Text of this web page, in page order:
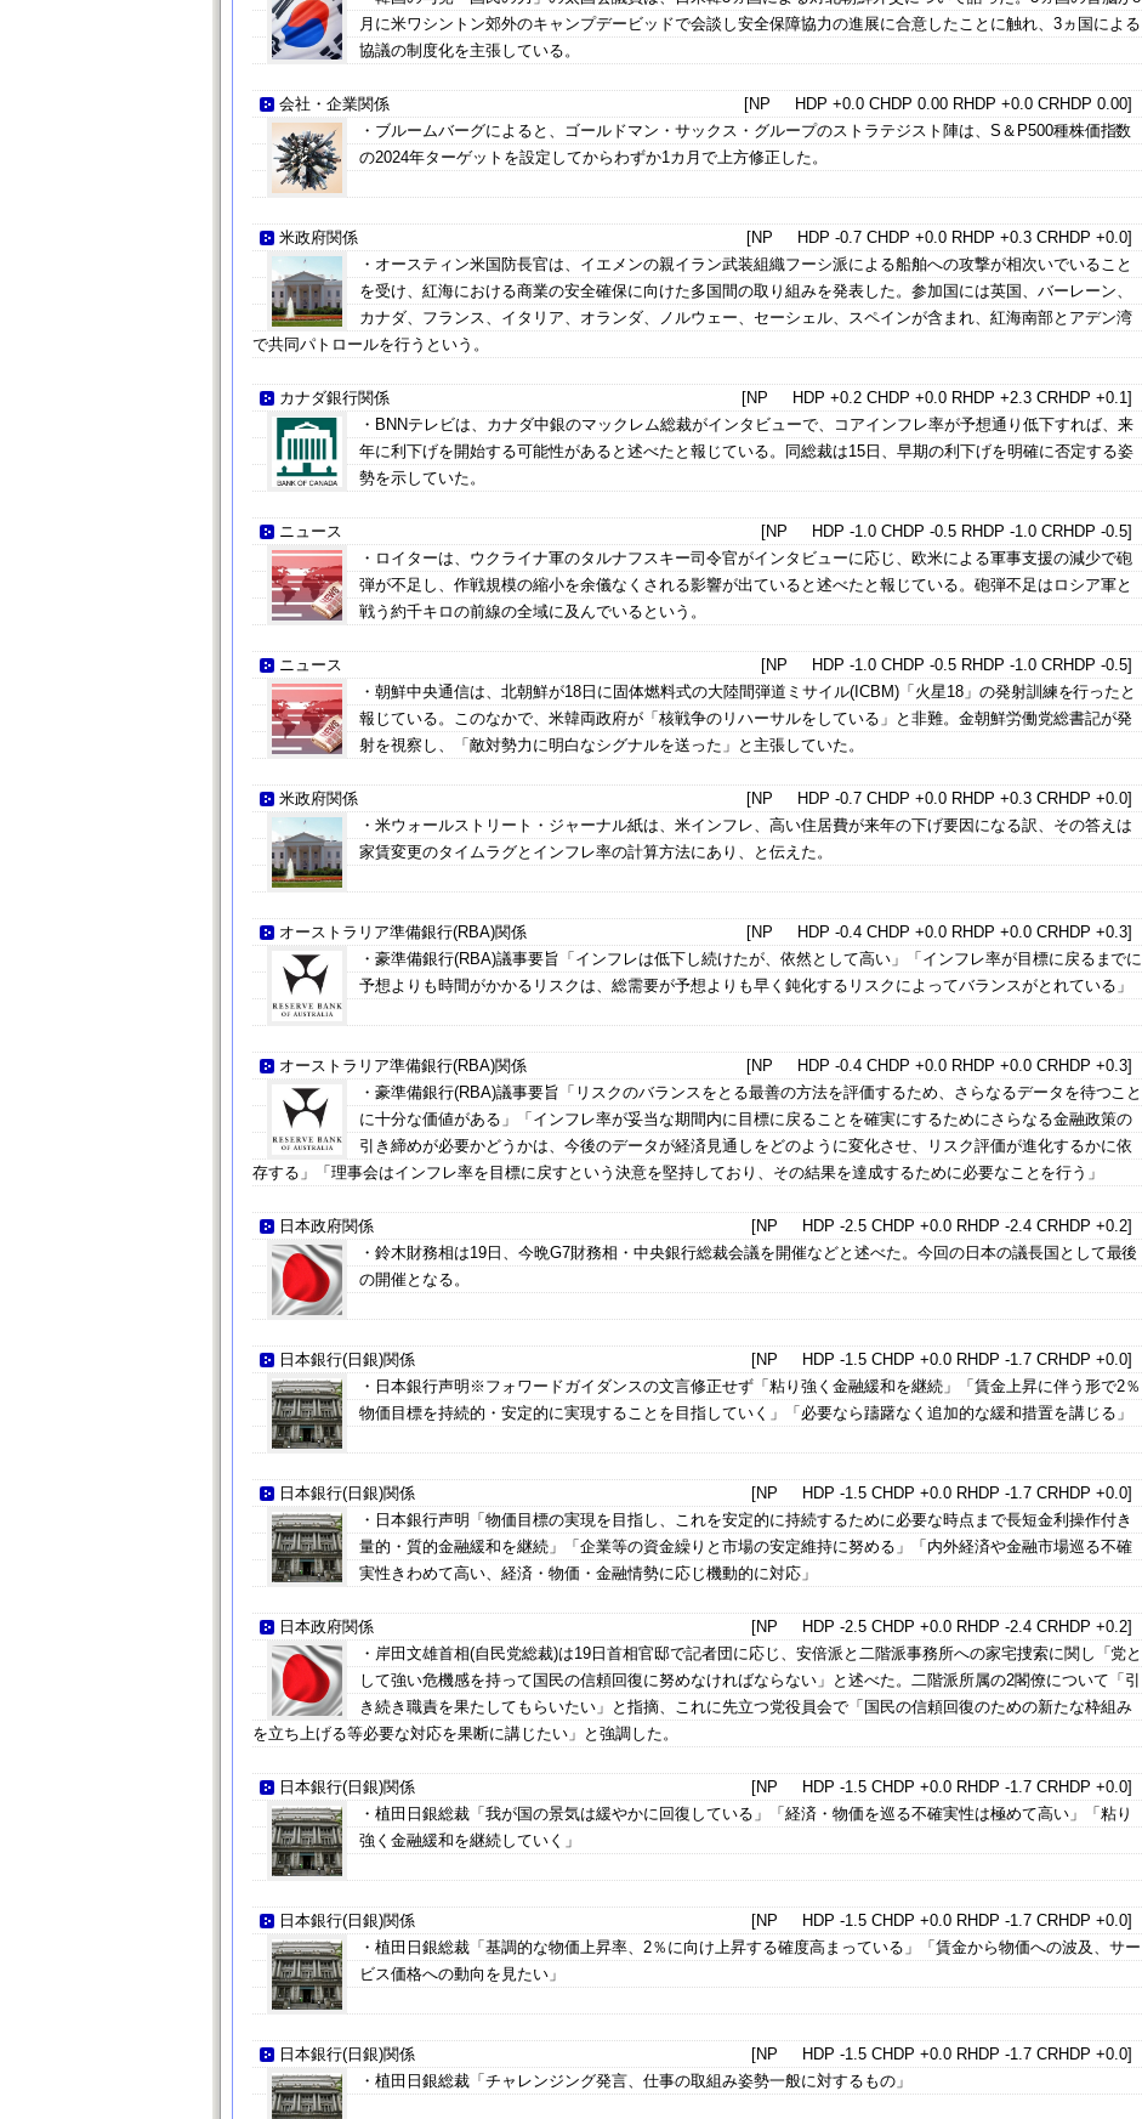
月に米ワシントン郊外のキャンプデービッドで会談し安全保障協力の進展に合意したことに触れ、3ヵ国による
協議の制度化を主張している。
会社・企業関係
[NP HDP +0.0 CHDP 0.00 RHDP +0.0 CRHDP 0.00]
・ブルームバーグによると、ゴールドマン・サックス・グループのストラテジスト陣は、S＆P500種株価指数
の2024年ターゲットを設定してからわずか1カ月で上方修正した。
米政府関係
[NP HDP -0.7 CHDP +0.0 RHDP +0.3 CRHDP +0.0]
・オースティン米国防長官は、イエメンの親イラン武装組織フーシ派による船舶への攻撃が相次いでいること
を受け、紅海における商業の安全確保に向けた多国間の取り組みを発表した。参加国には英国、バーレーン、
カナダ、フランス、イタリア、オランダ、ノルウェー、セーシェル、スペインが含まれ、紅海南部とアデン湾
で共同パトロールを行うという。
カナダ銀行関係
[NP HDP +0.2 CHDP +0.0 RHDP +2.3 CRHDP +0.1]
・BNNテレビは、カナダ中銀のマックレム総裁がインタビューで、コアインフレ率が予想通り低下すれば、来
年に利下げを開始する可能性があると述べたと報じている。同総裁は15日、早期の利下げを明確に否定する姿
勢を示していた。
ニュース
[NP HDP -1.0 CHDP -0.5 RHDP -1.0 CRHDP -0.5]
・ロイターは、ウクライナ軍のタルナフスキー司令官がインタビューに応じ、欧米による軍事支援の減少で砲
弾が不足し、作戦規模の縮小を余儀なくされる影響が出ていると述べたと報じている。砲弾不足はロシア軍と
戦う約千キロの前線の全域に及んでいるという。
ニュース
[NP HDP -1.0 CHDP -0.5 RHDP -1.0 CRHDP -0.5]
・朝鮮中央通信は、北朝鮮が18日に固体燃料式の大陸間弾道ミサイル(ICBM)「火星18」の発射訓練を行ったと
報じている。このなかで、米韓両政府が「核戦争のリハーサルをしている」と非難。金朝鮮労働党総書記が発
射を視察し、「敵対勢力に明白なシグナルを送った」と主張していた。
米政府関係
[NP HDP -0.7 CHDP +0.0 RHDP +0.3 CRHDP +0.0]
・米ウォールストリート・ジャーナル紙は、米インフレ、高い住居費が来年の下げ要因になる訳、その答えは
家賃変更のタイムラグとインフレ率の計算方法にあり、と伝えた。
オーストラリア準備銀行(RBA)関係
[NP HDP -0.4 CHDP +0.0 RHDP +0.0 CRHDP +0.3]
・豪準備銀行(RBA)議事要旨「インフレは低下し続けたが、依然として高い」「インフレ率が目標に戻るまでに
予想よりも時間がかかるリスクは、総需要が予想よりも早く鈍化するリスクによってバランスがとれている」
オーストラリア準備銀行(RBA)関係
[NP HDP -0.4 CHDP +0.0 RHDP +0.0 CRHDP +0.3]
・豪準備銀行(RBA)議事要旨「リスクのバランスをとる最善の方法を評価するため、さらなるデータを待つこと
に十分な価値がある」「インフレ率が妥当な期間内に目標に戻ることを確実にするためにさらなる金融政策の
引き締めが必要かどうかは、今後のデータが経済見通しをどのように変化させ、リスク評価が進化するかに依
存する」「理事会はインフレ率を目標に戻すという決意を堅持しており、その結果を達成するために必要なことを行う」
日本政府関係
[NP HDP -2.5 CHDP +0.0 RHDP -2.4 CRHDP +0.2]
・鈴木財務相は19日、今晩G7財務相・中央銀行総裁会議を開催などと述べた。今回の日本の議長国として最後
の開催となる。
日本銀行(日銀)関係
[NP HDP -1.5 CHDP +0.0 RHDP -1.7 CRHDP +0.0]
・日本銀行声明※フォワードガイダンスの文言修正せず「粘り強く金融緩和を継続」「賃金上昇に伴う形で2％
物価目標を持続的・安定的に実現することを目指していく」「必要なら躊躇なく追加的な緩和措置を講じる」
日本銀行(日銀)関係
[NP HDP -1.5 CHDP +0.0 RHDP -1.7 CRHDP +0.0]
・日本銀行声明「物価目標の実現を目指し、これを安定的に持続するために必要な時点まで長短金利操作付き
量的・質的金融緩和を継続」「企業等の資金繰りと市場の安定維持に努める」「内外経済や金融市場巡る不確
実性きわめて高い、経済・物価・金融情勢に応じ機動的に対応」
日本政府関係
[NP HDP -2.5 CHDP +0.0 RHDP -2.4 CRHDP +0.2]
・岸田文雄首相(自民党総裁)は19日首相官邸で記者団に応じ、安倍派と二階派事務所への家宅捜索に関し「党と
して強い危機感を持って国民の信頼回復に努めなければならない」と述べた。二階派所属の2閣僚について「引
き続き職責を果たしてもらいたい」と指摘、これに先立つ党役員会で「国民の信頼回復のための新たな枠組み
を立ち上げる等必要な対応を果断に講じたい」と強調した。
日本銀行(日銀)関係
[NP HDP -1.5 CHDP +0.0 RHDP -1.7 CRHDP +0.0]
・植田日銀総裁「我が国の景気は緩やかに回復している」「経済・物価を巡る不確実性は極めて高い」「粘り
強く金融緩和を継続していく」
日本銀行(日銀)関係
[NP HDP -1.5 CHDP +0.0 RHDP -1.7 CRHDP +0.0]
・植田日銀総裁「基調的な物価上昇率、2％に向け上昇する確度高まっている」「賃金から物価への波及、サー
ビス価格への動向を見たい」
日本銀行(日銀)関係
[NP HDP -1.5 CHDP +0.0 RHDP -1.7 CRHDP +0.0]
・植田日銀総裁「チャレンジング発言、仕事の取組み姿勢一般に対するもの」